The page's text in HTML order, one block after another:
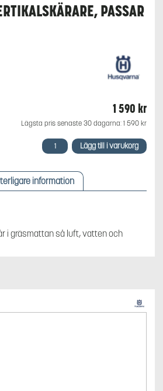
PASSAR
1 590 kr
Lägsta pris senaste 30 dagarna: 1 590 kr
Husqvarna
Vertikalskärare,
T300
mängd
Lägg till i varukorg
information
i gräsmattan så luft, vatten och